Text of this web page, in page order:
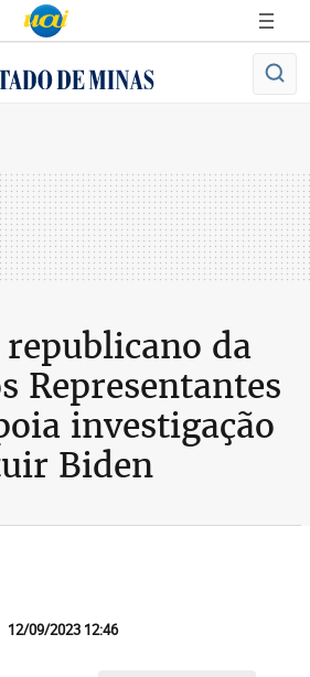
da
Representantes
investigação
Biden
12/09/2023 12:46